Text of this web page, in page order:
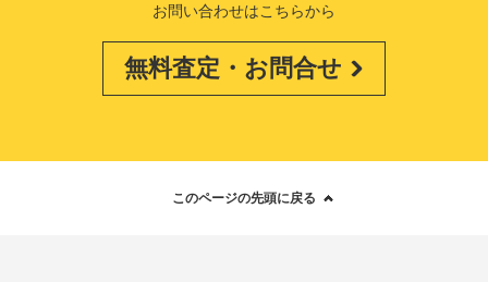
お問い合わせはこちらから
無料査定・お問合せ
このページの先頭に戻る